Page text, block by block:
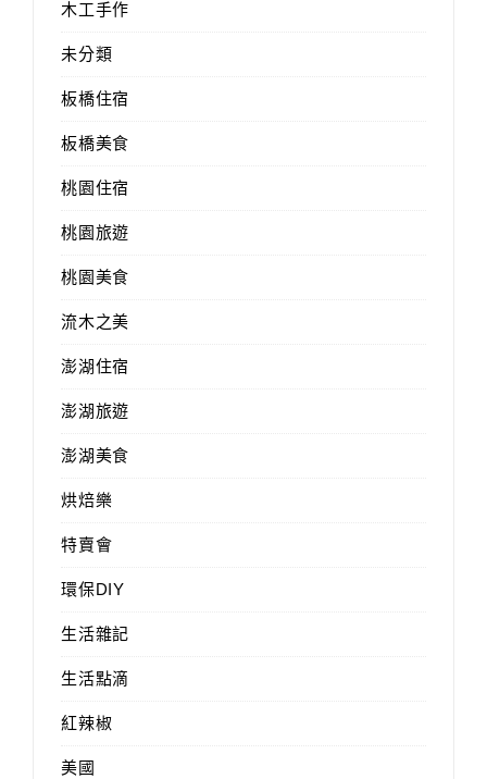
木工手作
未分類
板橋住宿
板橋美食
桃園住宿
桃園旅遊
桃園美食
流木之美
澎湖住宿
澎湖旅遊
澎湖美食
烘焙樂
特賣會
環保DIY
生活雜記
生活點滴
紅辣椒
美國